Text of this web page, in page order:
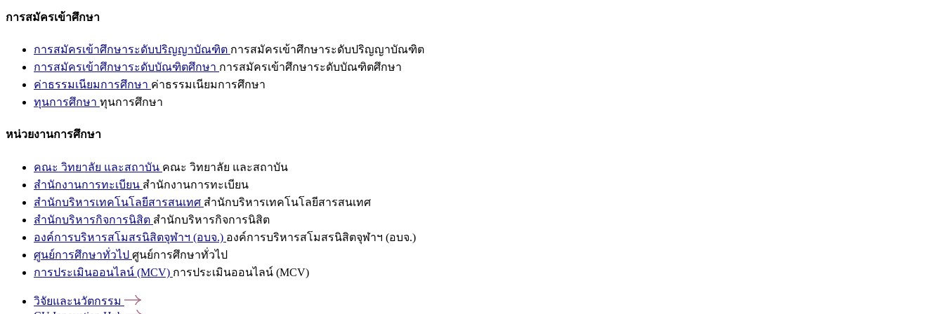
การสมัครเข้าศึกษา
การสมัครเข้าศึกษาระดับปริญญาบัณฑิต การสมัครเข้าศึกษาระดับปริญญาบัณฑิต
การสมัครเข้าศึกษาระดับบัณฑิตศึกษา การสมัครเข้าศึกษาระดับบัณฑิตศึกษา
ค่าธรรมเนียมการศึกษา ค่าธรรมเนียมการศึกษา
ทุนการศึกษา ทุนการศึกษา
หน่วยงานการศึกษา
คณะ วิทยาลัย และสถาบัน คณะ วิทยาลัย และสถาบัน
สำนักงานการทะเบียน สำนักงานการทะเบียน
สำนักบริหารเทคโนโลยีสารสนเทศ สำนักบริหารเทคโนโลยีสารสนเทศ
สำนักบริหารกิจการนิสิต สำนักบริหารกิจการนิสิต
องค์การบริหารสโมสรนิสิตจุฬาฯ (อบจ.) องค์การบริหารสโมสรนิสิตจุฬาฯ (อบจ.)
ศูนย์การศึกษาทั่วไป ศูนย์การศึกษาทั่วไป
การประเมินออนไลน์ (MCV) การประเมินออนไลน์ (MCV)
วิจัยและนวัตกรรม